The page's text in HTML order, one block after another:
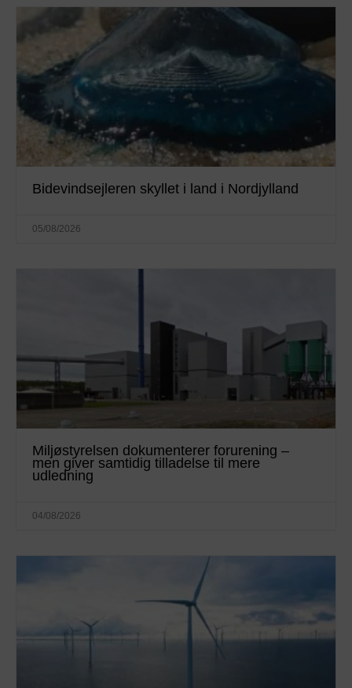
Bidevindsejleren skyllet i land i Nordjylland
05/08/2026
Miljøstyrelsen dokumenterer forurening –
men giver samtidig tilladelse til mere
udledning
04/08/2026